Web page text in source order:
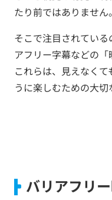
たり前ではありません。
そこで注目されてい
アフリー字幕などの「
これらは、見えなく
うに楽しむための大切
バリアフリ